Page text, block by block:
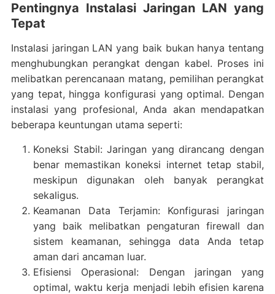
Pentingnya Instalasi Jaringan LAN yang
Tepat
Instalasi jaringan LAN yang baik bukan hanya tentang
menghubungkan perangkat dengan kabel. Proses ini
melibatkan perencanaan matang, pemilihan perangkat
yang tepat, hingga konfigurasi yang optimal. Dengan
instalasi yang profesional, Anda akan mendapatkan
beberapa keuntungan utama seperti:
Koneksi Stabil: Jaringan yang dirancang dengan
benar memastikan koneksi internet tetap stabil,
meskipun digunakan oleh banyak perangkat
sekaligus.
Keamanan Data Terjamin: Konfigurasi jaringan
yang baik melibatkan pengaturan firewall dan
sistem keamanan, sehingga data Anda tetap
aman dari ancaman luar.
Efisiensi Operasional: Dengan jaringan yang
optimal, waktu kerja menjadi lebih efisien karena